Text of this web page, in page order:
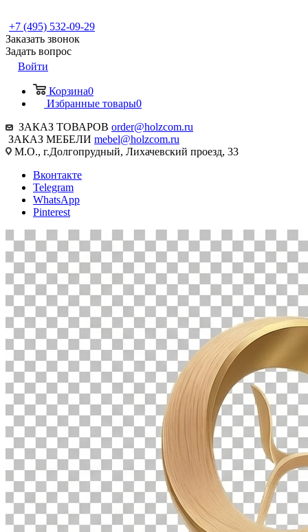
+7 (495) 532-09-29
Заказать звонок
Задать вопрос
Войти
Корзина0
Избранные товары0
ЗАКАЗ ТОВАРОВ order@holzcom.ru
ЗАКАЗ МЕБЕЛИ mebel@holzcom.ru
М.О., г.Долгопрудный, Лихачевский проезд, 33
Вконтакте
Telegram
WhatsApp
Pinterest